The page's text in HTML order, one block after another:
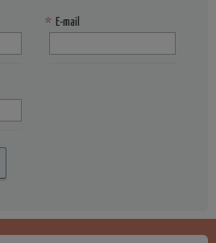
E-mail
*